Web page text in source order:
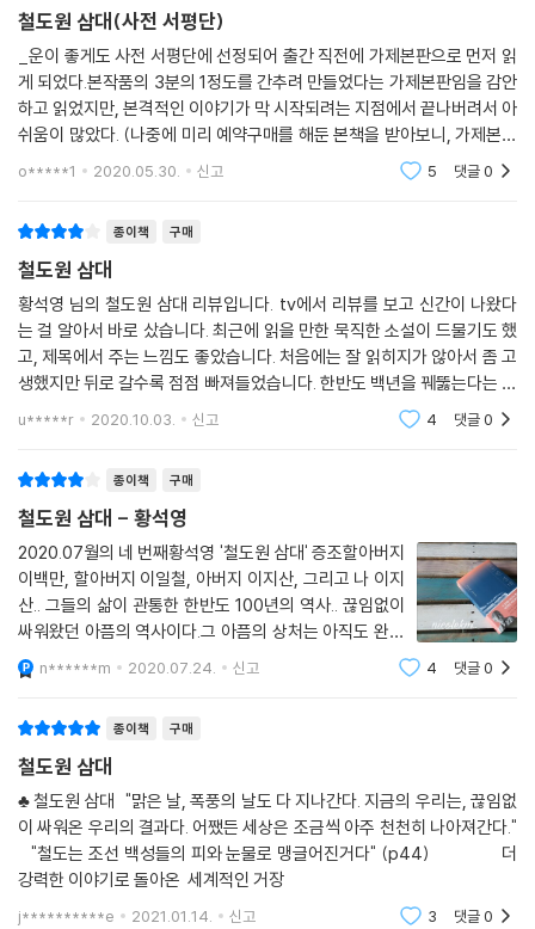
뜨게 되자 백만의 누이동생 이막음이 형제를 돌보게 되고, 주안댁과 막음
이 고모는 ‘혼’으로 소통하며 형제의 경조사를 챙긴다. “방직공장에 취직하
러 왔다가 혼자된 둘째 오빠를 위하여 아이들을 돌보고 살”(88면)게 된 이
막음은 센 입담으로 “한쇠와 죽이 맞아서 주안댁에 대한 여러가지 전설을
만들어”(94면)내곤 했는데, 과묵하고 생활력이 강했던 주안댁이 형제에
대한 사랑이 극진하여 고모와 한쇠 부부에게 자주 모습을 보인 터였다. 특
날 일을 족집게처럼 맞혀서 주위 사람들을 놀라게” 해 “별명이 ‘신통방통
신금이’였다”(24면)는 일철의 아내 신금이는 과거 시동생 이철과 함께 노
동운동을 했던 신여성으로서의 지성과 타고난 예지력으로 집안에 닥친 고
난을 현명하게 이겨내며 가족을 위로하고 중심을 잡아준다.
여기 이 땅이 바로 우리의 현장이요 현실이다
질과 양이 떨어지는 장편소설 부분과 그중에서도 근대 산업노동자들의 삶
을 반영한 소설이 드물다는 점”을 지적했다. 그러므로 이 묵직한 한권의 장
편소설은 “우리 문학사에서 빠진 산업노동자를 전면에 내세워 그들의 근
현대 백여년에 걸친 삶의 노정을 거쳐 현재 한국 노동자들의 삶의 뿌리를
드러내보고자” 한 고투의 기념비적인 결과물이다. 문학평론가 한기욱은
“염상섭의 『삼대』가 구한말에서 자본주의의 등장까지를 펼쳐 보였다면 황
석영의 『철도원 삼대』는 일제강점기와 분단의 역사, 현재의 노동운동까지
를 다룬바, 이 두 작품을 함께 읽는 데서 한국문학의 근현대가 완성된다”고
평하기도 했다.
1970년 단편소설 「탑」으로 조선일보 신춘문예에 당선되면서 본격적인 작
품활동을 시작한 지 오십년. 독재정권에 맞서 싸우고, 사회의 변화와 한국
문학의 발전을 위해 반세기 동안 현역으로서 쉼 없이 활동해온 거장은 “방
대한 우주의 시간 속에서 우리가 살던 시대와 삶의 흔적은 몇점 먼지에 지
나지 않을지도 모”르며, “세상은 느리게 아주 천천히 변화해갈 것이지만
좀더 나아지게 될 것이라는 기대를 버리고 싶지는 않다”고 말한다. ‘하늘도
철도원 삼대(사전 서평단)
_운이 좋게도 사전 서평단에 선정되어 출간 직전에 가제본판으로 먼저 읽
게 되었다.본작품의 3분의 1정도를 간추려 만들었다는 가제본판임을 감안
하고 읽었지만, 본격적인 이야기가 막 시작되려는 지점에서 끝나버려서 아
쉬움이 많았다. (나중에 미리 예약구매를 해둔 본책을 받아보니, 가제본판
은 본책의 도입부에 해당하는 내용이었음 - 전체 619페이지 중 156페이
o*****1 2020.05.30. 신고 5 댓글0
종이책 구매
철도원 삼대
황석영 님의 철도원 삼대 리뷰입니다. tv에서 리뷰를 보고 신간이 나왔다
는 걸 알아서 바로 샀습니다. 최근에 읽을 만한 묵직한 소설이 드물기도 했
고, 제목에서 주는 느낌도 좋았습니다. 처음에는 잘 읽히지가 않아서 좀 고
생했지만 뒤로 갈수록 점점 빠져들었습니다. 한반도 백년을 꿰뚫는다는 야
심찬 작가님의 포부를 느낄 수 있을 정도로 나중에는 인물 하나하나가 어
u*****r 2020.10.03. 신고 4 댓글0
종이책 구매
철도원 삼대 - 황석영
2020.07월의 네 번째황석영 '철도원 삼대' 증조할아버지
이백만, 할아버지 이일철, 아버지 이지산, 그리고 나 이지
산.. 그들의 삶이 관통한 한반도 100년의 역사.. 끊임없이
싸워왔던 아픔의 역사이다.그 아픔의 상처는 아직도 완전
히 봉합되지 않은 채 시간은 흘러간다. 그래도 조금은 나
아지고 조금씩은 앞으로 나가고 있다는 믿음을 가져보기
n******m 2020.07.24. 신고 4 댓글0
종이책 구매
철도원 삼대
♣ 철도원 삼대 "맑은 날, 폭풍의 날도 다 지나간다. 지금의 우리는, 끊임없
이 싸워온 우리의 결과다. 어쨌든 세상은 조금씩 아주 천천히 나아져간다."
강력한 이야기로 돌아온 세계적인 거장
j**********e 2021.01.14. 신고 3 댓글0